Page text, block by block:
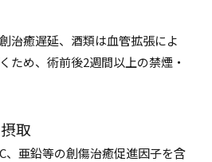
治癒遅延、酒類は血管拡張によ
ため、術前後2週間以上の禁煙・
取
、亜鉛等の創傷治癒促進因子を含